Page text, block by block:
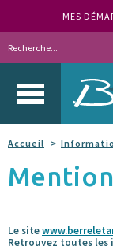
MES
Accueil
Le site
Retrouvez toutes les